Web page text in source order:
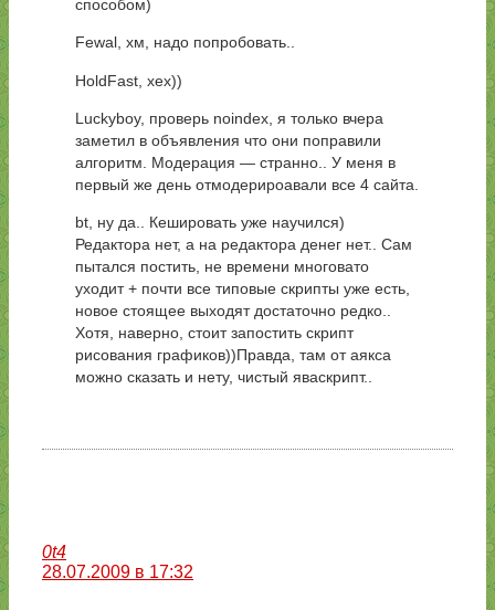
способом)
Fewal, хм, надо попробовать..
HoldFast, хех))
Luckyboy, проверь noindex, я только вчера
заметил в объявления что они поправили
алгоритм. Модерация — странно.. У меня в
первый же день отмодерироавали все 4 сайта.
bt, ну да.. Кешировать уже научился)
Редактора нет, а на редактора денег нет.. Сам
пытался постить, не времени многовато
уходит + почти все типовые скрипты уже есть,
новое стоящее выходят достаточно редко..
Хотя, наверно, стоит запостить скрипт
рисования графиков))Правда, там от аякса
можно сказать и нету, чистый яваскрипт..
0t4
28.07.2009 в 17:32